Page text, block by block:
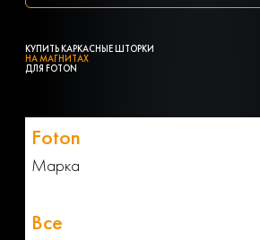
КУПИТЬ КАРКАСНЫЕ ШТОРКИ
НА МАГНИТАХ
ДЛЯ FOTON
Марка